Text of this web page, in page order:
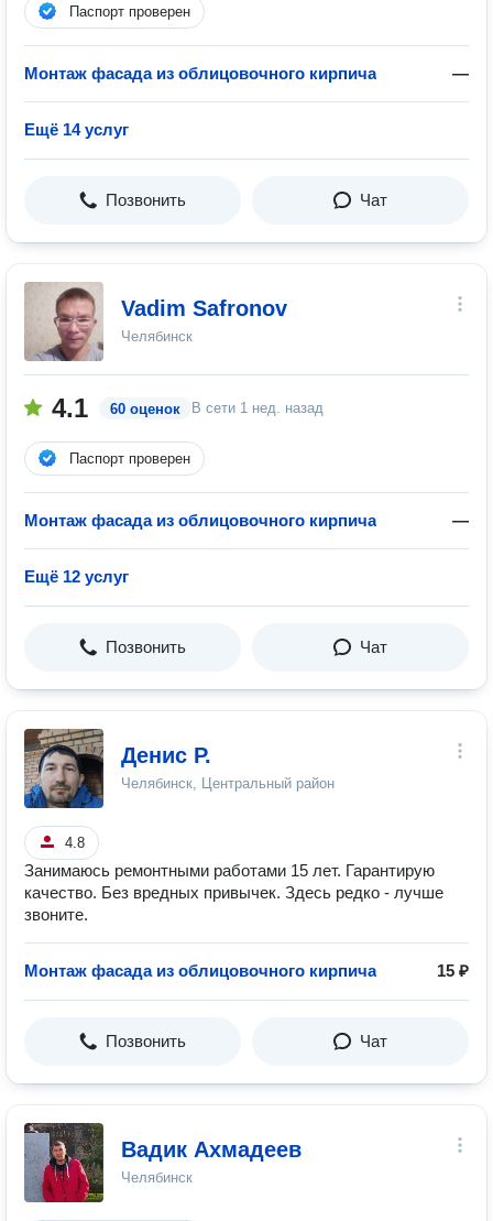
Паспорт проверен
Монтаж фасада из облицовочного кирпича —
Ещё 14 услуг
Позвонить Чат
Vadim Safronov
Челябинск
4.1 60 оценок В сети 1 нед. назад
Паспорт проверен
Монтаж фасада из облицовочного кирпича —
Ещё 12 услуг
Позвонить Чат
Денис Р.
Челябинск, Центральный район
4.8
Занимаюсь ремонтными работами 15 лет. Гарантирую
качество. Без вредных привычек. Здесь редко - лучше
звоните.
Монтаж фасада из облицовочного кирпича 15 ₽
Позвонить Чат
Вадик Ахмадеев
Челябинск